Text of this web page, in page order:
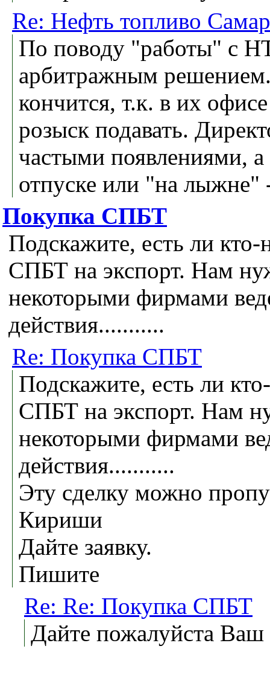
Re: Нефть топливо
По поводу "работы" с
арбитражным
кончится, т.к. в их
розыск подавать.
частыми появлениями,
отпуске или "на лыжне"
Покупка СПБТ
Подскажите, есть ли
СПБТ на экспорт. Нам
некоторыми фирмами
действия...........
Re: Покупка СПБТ
Подскажите, есть ли
СПБТ на экспорт. Нам
некоторыми фирмами
действия...........
Эту сделку можно
Кириши
Дайте заявку.
Пишите
Re: Re: Покупка СПБТ
Дайте пожалуйста